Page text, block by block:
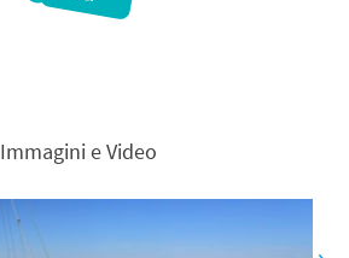
Immagini e Video